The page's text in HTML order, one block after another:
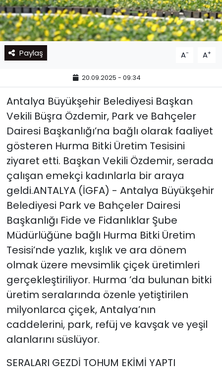
Paylaş A- A+
20.09.2025 - 09:34
Antalya Büyükşehir Belediyesi Başkan
Vekili Büşra Özdemir, Park ve Bahçeler
Dairesi Başkanlığı’na bağlı olarak faaliyet
gösteren Hurma Bitki Üretim Tesisini
ziyaret etti. Başkan Vekili Özdemir, serada
çalışan emekçi kadınlarla bir araya
geldi.ANTALYA (İGFA) - Antalya Büyükşehir
Belediyesi Park ve Bahçeler Dairesi
Başkanlığı Fide ve Fidanlıklar Şube
Müdürlüğüne bağlı Hurma Bitki Üretim
Tesisi’nde yazlık, kışlık ve ara dönem
olmak üzere mevsimlik çiçek üretimleri
gerçekleştiriliyor. Hurma ’da bulunan bitki
üretim seralarında özenle yetiştirilen
milyonlarca çiçek, Antalya’nın
caddelerini, park, refüj ve kavşak ve yeşil
alanlarını süslüyor.
SERALARI GEZDİ TOHUM EKİMİ YAPTI